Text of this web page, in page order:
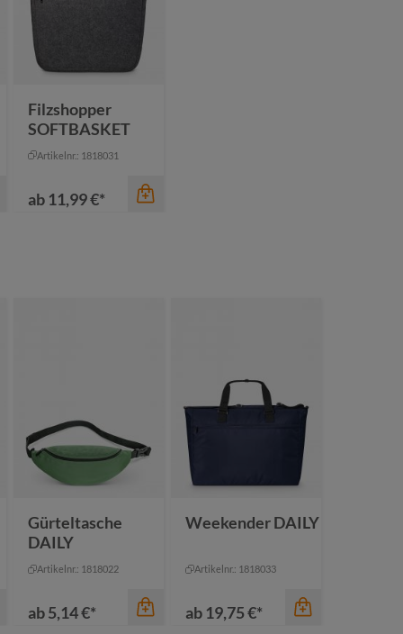
Filzshopper
SOFTBASKET
Artikelnr.: 1818031
ab11,99 €*
Farbe
Gürteltasche
DAILY
Artikelnr.: 1818022
ab5,14 €*
Weekender DAILY
Artikelnr.: 1818033
ab19,75 €*